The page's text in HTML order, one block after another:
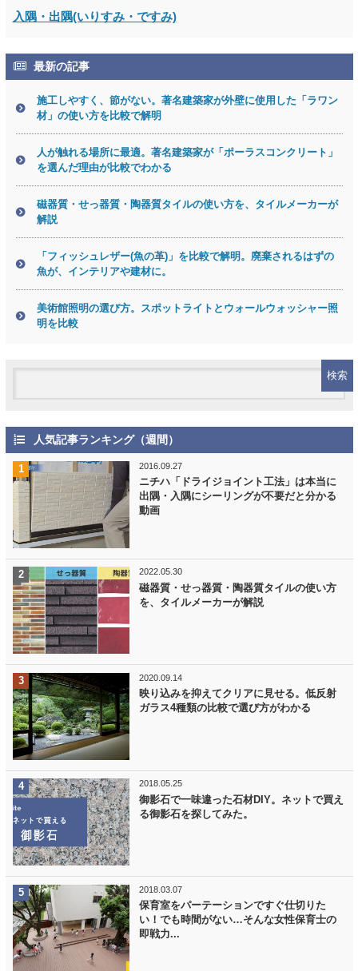
入隅・出隅(いりすみ・ですみ)
最新の記事
施工しやすく、節がない。著名建築家が外壁に使用した「ラワン
材」の使い方を比較で解明
人が触れる場所に最適。著名建築家が「ポーラスコンクリート」
を選んだ理由が比較でわかる
磁器質・せっ器質・陶器質タイルの使い方を、タイルメーカーが
解説
「フィッシュレザー(魚の革)」を比較で解明。廃棄されるはずの
魚が、インテリアや建材に。
美術館照明の選び方。スポットライトとウォールウォッシャー照
明を比較
人気記事ランキング（週間）
2016.09.27
ニチハ「ドライジョイント工法」は本当に
出隅・入隅にシーリングが不要だと分かる
動画
2022.05.30
磁器質・せっ器質・陶器質タイルの使い方
を、タイルメーカーが解説
2020.09.14
映り込みを抑えてクリアに見せる。低反射
ガラス4種類の比較で選び方がわかる
2018.05.25
御影石で一味違った石材DIY。ネットで買え
る御影石を探してみた。
2018.03.07
保育室をパーテーションですぐ仕切りた
い！でも時間がない…そんな女性保育士の
即戦力...